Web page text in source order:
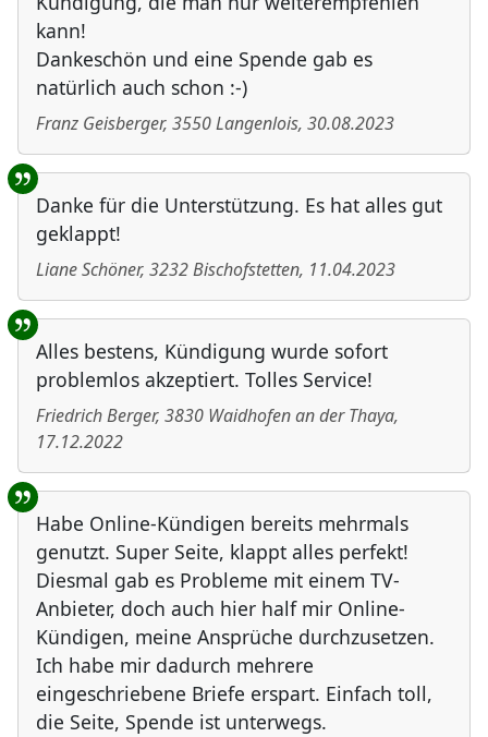
kann!
Dankeschön und eine Spende gab es
natürlich auch schon :-)
Franz Geisberger, 3550Langenlois, 30.08.2023
Danke für die Unterstützung. Es hat alles gut
geklappt!
Liane Schöner, 3232Bischofstetten, 11.04.2023
Alles bestens, Kündigung wurde sofort
problemlos akzeptiert. Tolles Service!
Friedrich Berger, 3830 Waidhofen an der Thaya,
17.12.2022
Habe Online-Kündigen bereits mehrmals
genutzt. Super Seite, klappt alles perfekt!
Diesmal gab es Probleme mit einem TV-
Anbieter, doch auch hier half mir Online-
Kündigen, meine Ansprüche durchzusetzen.
Ich habe mir dadurch mehrere
eingeschriebene Briefe erspart. Einfach toll,
die Seite, Spende ist unterwegs.